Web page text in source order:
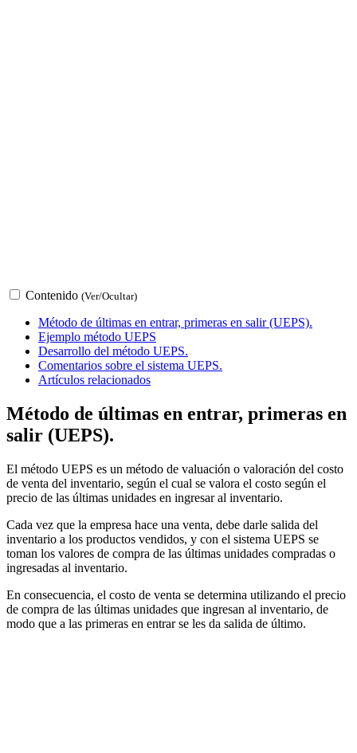
Contenido (Ver/Ocultar)
Método de últimas en entrar, primeras en salir (UEPS).
Ejemplo método UEPS
Desarrollo del método UEPS.
Comentarios sobre el sistema UEPS.
Artículos relacionados
Método de últimas en entrar, primeras en
salir (UEPS).
El método UEPS es un método de valuación o valoración del costo
de venta del inventario, según el cual se valora el costo según el
precio de las últimas unidades en ingresar al inventario.
Cada vez que la empresa hace una venta, debe darle salida del
inventario a los productos vendidos, y con el sistema UEPS se
toman los valores de compra de las últimas unidades compradas o
ingresadas al inventario.
En consecuencia, el costo de venta se determina utilizando el precio
de compra de las últimas unidades que ingresan al inventario, de
modo que a las primeras en entrar se les da salida de último.